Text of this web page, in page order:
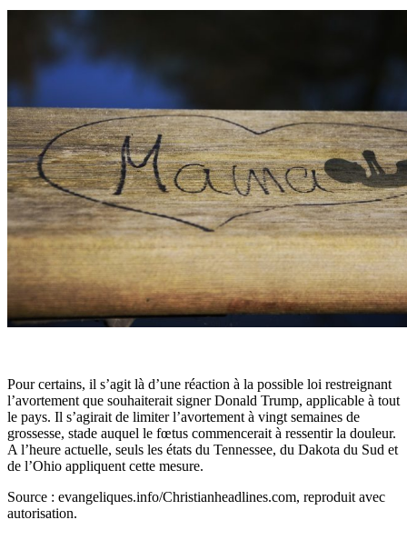
Pour certains, il s’agit là d’une réaction à la possible loi restreignant
l’avortement que souhaiterait signer Donald Trump, applicable à tout
le pays. Il s’agirait de limiter l’avortement à vingt semaines de
grossesse, stade auquel le fœtus commencerait à ressentir la douleur.
A l’heure actuelle, seuls les états du Tennessee, du Dakota du Sud et
de l’Ohio appliquent cette mesure.
Source : evangeliques.info/Christianheadlines.com, reproduit avec
autorisation.